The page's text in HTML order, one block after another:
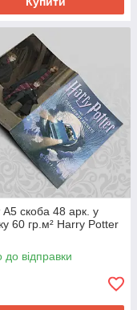
скоба 48 арк. у
60 гр.м² Harry Potter
до відправки